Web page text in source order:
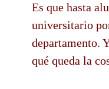
Es que hasta
universitario
departamento.
qué queda la